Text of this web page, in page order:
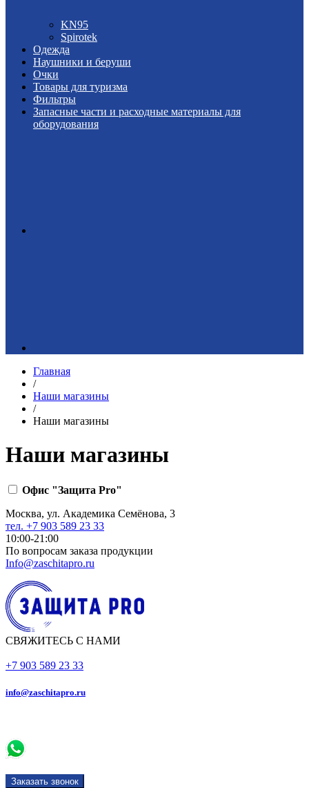
KN95
Spirotek
Одежда
Наушники и беруши
Очки
Товары для туризма
Фильтры
Запасные части и расходные материалы для
оборудования
Главная
/
Наши магазины
/
Наши магазины
Наши магазины
Офис "Защита Pro"
Москва, ул. Академика Семёнова, 3
тел. +7 903 589 23 33
10:00-21:00
По вопросам заказа продукции
Info@zaschitapro.ru
СВЯЖИТЕСЬ С НАМИ
+7 903 589 23 33
info@zaschitapro.ru
Заказать звонок